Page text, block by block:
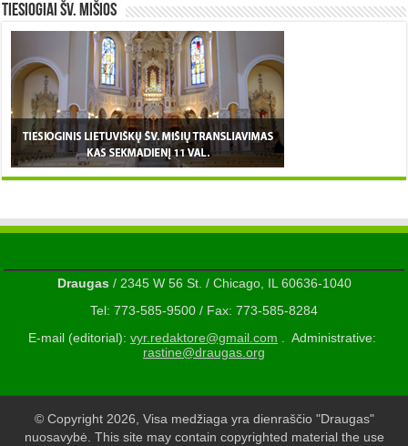
TIESIOGIAI šv. MIŠIOS
Draugas/ 2345 W 56 St. / Chicago, IL 60636-1040
Tel: 773-585-9500 / Fax: 773-585-8284
E-mail (editorial): vyr.redaktore@gmail.com . Administrative:
rastine@draugas.org
© Copyright 2026, Visa medžiaga yra dienraščio "Draugas"
nuosavybė. This site may contain copyrighted material the use